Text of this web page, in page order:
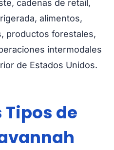
cadenas de retail,
alimentos,
productos forestales,
intermodales
de Estados Unidos.
de